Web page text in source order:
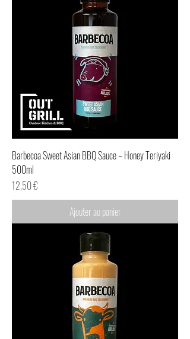
Barbecoa Sweet Asian BBQ Sauce – Honey Teriyaki
500ml
Prix
12,50 €
Ajouter au panier